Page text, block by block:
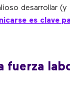
desarrollar (y
es clave
fuerza